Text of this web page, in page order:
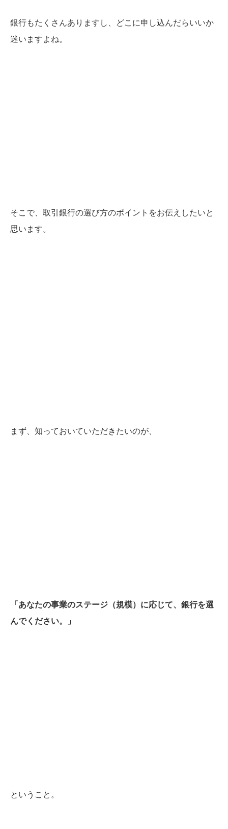
銀行もたくさんありますし、どこに申し込んだらいいか
迷いますよね。
そこで、取引銀行の選び方のポイントをお伝えしたいと
思います。
まず、知っておいていただきたいのが、
「あなたの事業のステージ（規模）に応じて、銀行を選
んでください。」
ということ。